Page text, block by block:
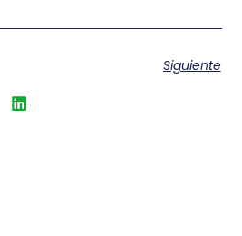
Siguiente